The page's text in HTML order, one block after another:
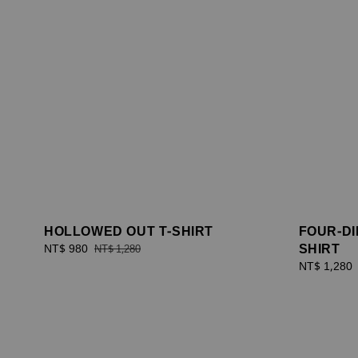
HOLLOWED OUT T-SHIRT
Sale
NT$ 980 Regular
NT$ 1,280
FOUR-
SHIRT
Regular
NT$ 1,280